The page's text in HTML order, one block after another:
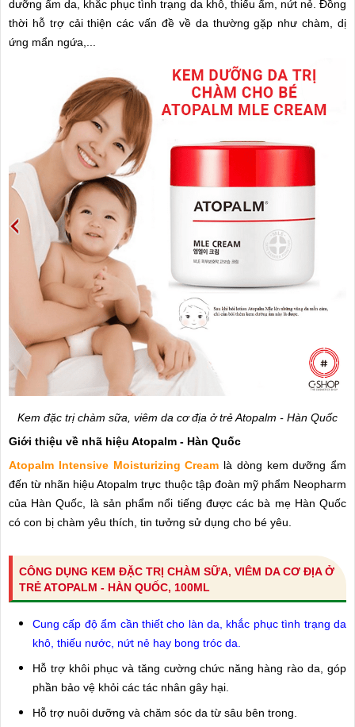
dưỡng ẩm da, khắc phục tình trạng da khô, thiếu ẩm, nứt nẻ. Đồng
thời hỗ trợ cải thiện các vấn đề về da thường gặp như chàm, dị
ứng mẩn ngứa,...
Kem đặc trị chàm sữa, viêm da cơ địa ở trẻ Atopalm - Hàn Quốc
Giới thiệu về nhã hiệu Atopalm - Hàn Quốc
Atopalm Intensive Moisturizing Cream là dòng kem dưỡng ẩm
đến từ nhãn hiệu Atopalm trực thuộc tập đoàn mỹ phẩm Neopharm
của Hàn Quốc, là sản phẩm nổi tiếng được các bà mẹ Hàn Quốc
có con bị chàm yêu thích, tin tưởng sử dụng cho bé yêu.
CÔNG DỤNG KEM ĐẶC TRỊ CHÀM SỮA, VIÊM DA CƠ ĐỊA Ở
TRẺ ATOPALM - HÀN QUỐC, 100ML
Cung cấp độ ẩm cần thiết cho làn da, khắc phục tình trạng da
khô, thiếu nước, nứt nẻ hay bong tróc da.
Hỗ trợ khôi phục và tăng cường chức năng hàng rào da, góp
phần bảo vệ khỏi các tác nhân gây hại.
Hỗ trợ nuôi dưỡng và chăm sóc da từ sâu bên trong.